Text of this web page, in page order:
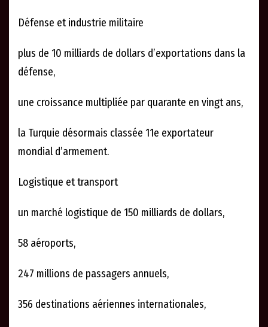
Défense et industrie militaire
plus de 10 milliards de dollars d’exportations dans la
défense,
une croissance multipliée par quarante en vingt ans,
la Turquie désormais classée 11e exportateur
mondial d’armement.
Logistique et transport
un marché logistique de 150 milliards de dollars,
58 aéroports,
247 millions de passagers annuels,
356 destinations aériennes internationales,